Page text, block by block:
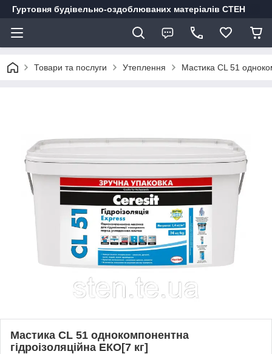
Гуртовня будівельно-оздоблюваних матеріалів СТЕН
Товари та послуги Утеплення Мастика СL 51
Мастика СL 51 однокомпонентна
гідроізоляційна ЕКО[7 кг]